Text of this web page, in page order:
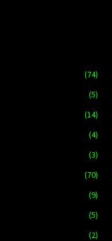
(74)
(5)
(14)
(4)
(3)
(70)
(9)
(5)
(2)